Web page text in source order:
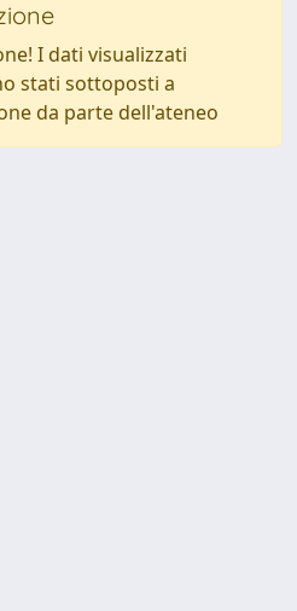
I dati visualizzati
stati sottoposti a
da parte dell'ateneo